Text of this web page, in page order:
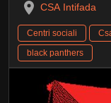
CSA Intifada
Centri sociali
black panthers